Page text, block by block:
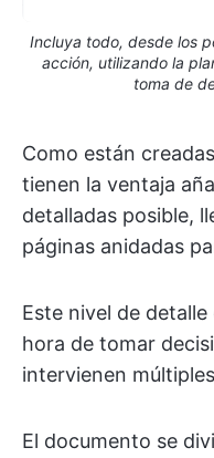
Incluya todo, desde los
acción, utilizando la
toma de
Como están
tienen la ventaja
detalladas posible,
páginas anidadas
Este nivel de
hora de tomar
intervienen
El documento se